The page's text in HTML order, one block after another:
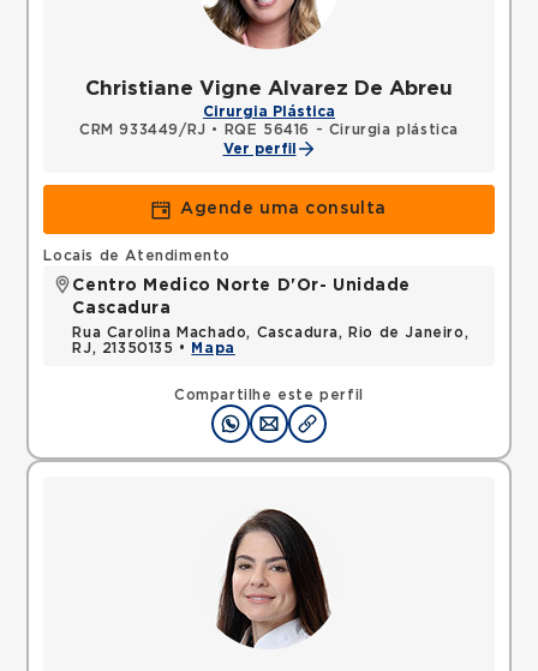
Christiane Vigne Alvarez De Abreu
Cirurgia Plástica
CRM 933449/RJ •
RQE 56416 - Cirurgia plástica
Ver perfil
Agende uma consulta
Compartilhe este perfil
Locais de Atendimento
Centro Medico Norte D'Or- Unidade
Cascadura
Rua Carolina Machado, Cascadura, Rio de Janeiro,
RJ, 21350135 •
Mapa